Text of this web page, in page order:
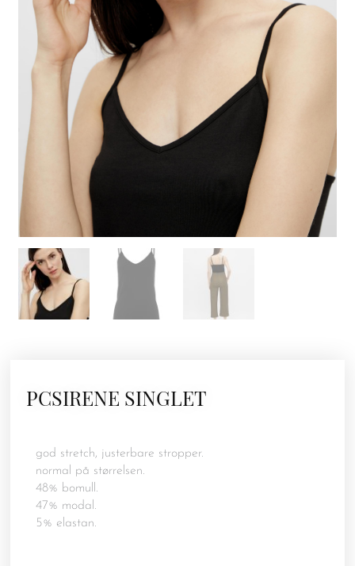
PCSIRENE SINGLET
god stretch, justerbare stropper.
normal på størrelsen.
48% bomull.
47% modal.
5% elastan.